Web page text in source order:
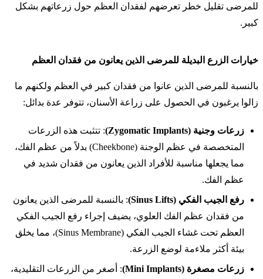
للمرضى تقليل خطر تعرضهم لفقدان العظم حول زرعاتهم بشكل
كبير.
خيارات الزرع البديلة للمرضى الذين يعانون من فقدان العظم
بالنسبة للمرضى الذين عانوا من فقدان كبير في العظم ولكنهم ما
زالوا يرغبون في الحصول على زراعة الأسنان، تتوفر عدة بدائل:
زرعات وجنية (Zygomatic Implants)
: تتثبت هذه الزرعات
المتخصصة في عظم الوجنة (Cheekbone) بدلاً من عظم الفك،
مما يجعلها مناسبة للأفراد الذين يعانون من فقدان شديد في
عظم الفك.
رفع الجيب الفكي (Sinus Lifts)
: بالنسبة للمرضى الذين يعانون
من فقدان عظم الفك العلوي، يضيف إجراء رفع الجيب الفكي
العظم تحت غشاء الجيب الفكي (Sinus Membrane)، مما يخلق
بيئة أكثر ملاءمة لوضع الزرعة.
زرعات مصغرة (Mini Implants)
: أصغر من الزرعات التقليدية،